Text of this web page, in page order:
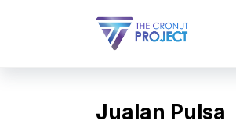
Jualan Pulsa